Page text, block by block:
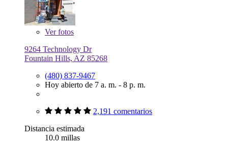
Verfotos
9264 Technology Dr
Fountain Hills, AZ 85268
(480) 837-9467
Hoy abierto de 7 a. m. - 8 p. m.
2,191 comentarios
Distancia estimada
10.0 millas